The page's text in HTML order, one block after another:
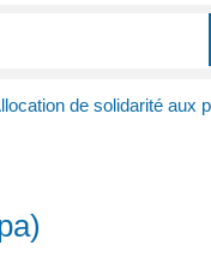
de solidarité aux